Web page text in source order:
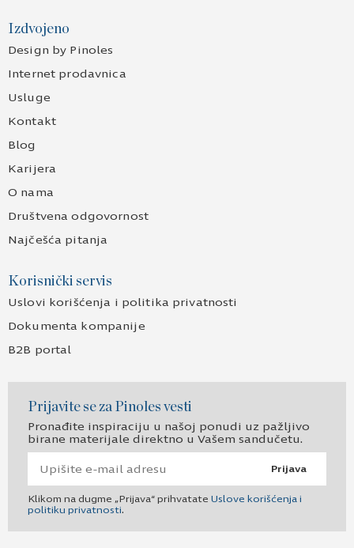
Izdvojeno
Design by Pinoles
Internet prodavnica
Usluge
Kontakt
Blog
Karijera
O nama
Društvena odgovornost
Najčešća pitanja
Korisnički servis
Uslovi korišćenja i politika privatnosti
Dokumenta kompanije
B2B portal
Prijavite se za Pinoles vesti
Pronađite inspiraciju u našoj ponudi uz pažljivo
birane materijale direktno u Vašem sandučetu.
Prijava
Klikom na dugme „Prijava“ prihvatate Uslove korišćenja i
politiku privatnosti.